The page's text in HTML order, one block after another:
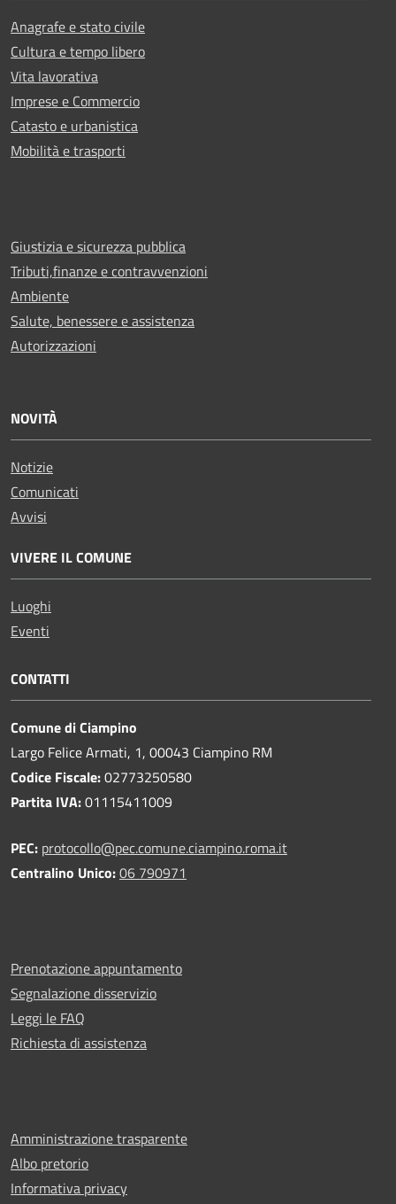
Anagrafe e stato civile
Cultura e tempo libero
Vita lavorativa
Imprese e Commercio
Catasto e urbanistica
Mobilità e trasporti
Giustizia e sicurezza pubblica
Tributi,finanze e contravvenzioni
Ambiente
Salute, benessere e assistenza
Autorizzazioni
NOVITÀ
Notizie
Comunicati
Avvisi
VIVERE IL COMUNE
Luoghi
Eventi
CONTATTI
Comune di Ciampino
Largo Felice Armati, 1, 00043 Ciampino RM
Codice Fiscale:02773250580
Partita IVA:01115411009
PEC: protocollo@pec.comune.ciampino.roma.it
Centralino Unico:06 790971
Prenotazione appuntamento
Segnalazione disservizio
Leggi le FAQ
Richiesta di assistenza
Amministrazione trasparente
Albo pretorio
Informativa privacy